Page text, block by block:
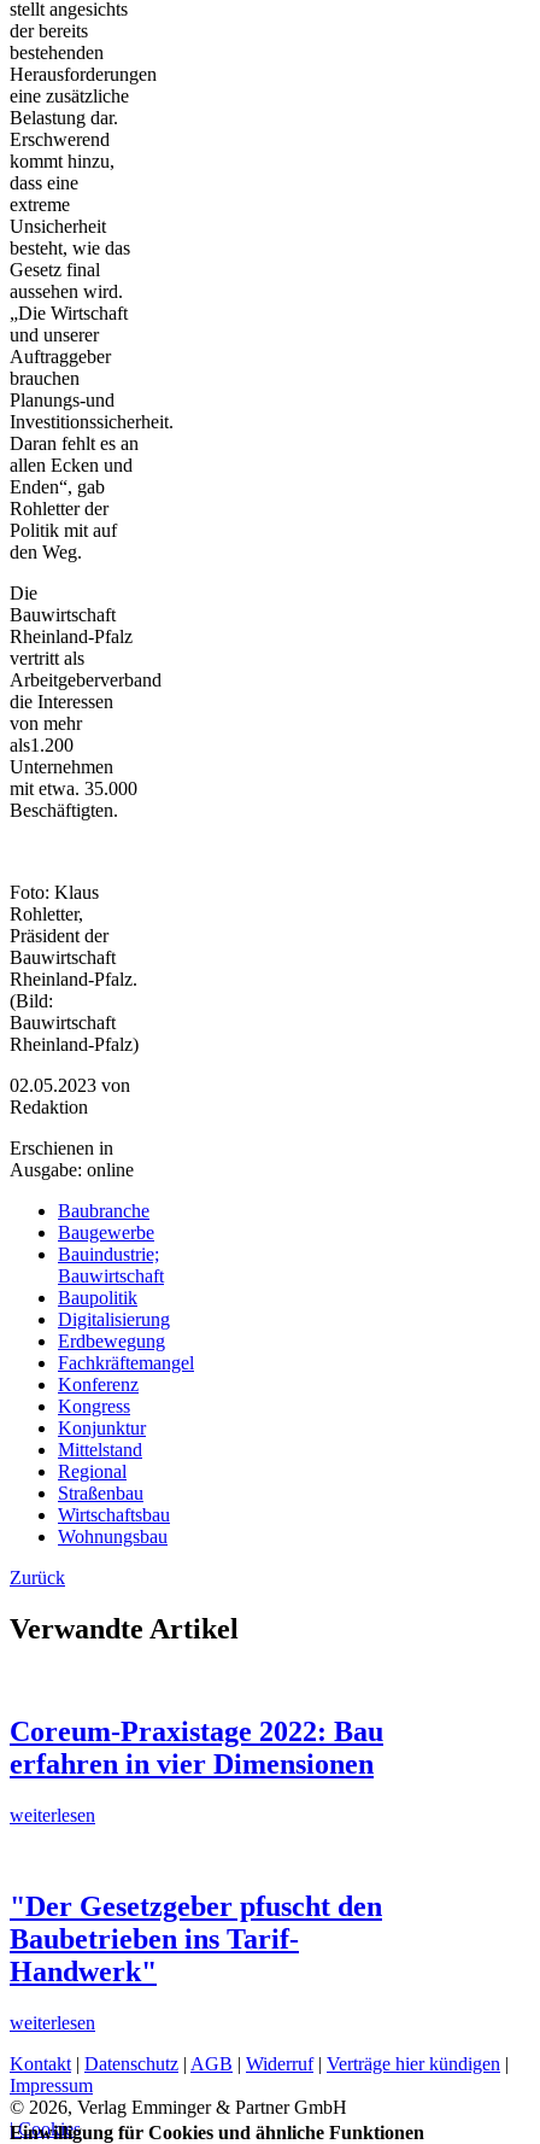
stellt angesichts
der bereits
bestehenden
Herausforderungen
eine zusätzliche
Belastung dar.
Erschwerend
kommt hinzu,
dass eine
extreme
Unsicherheit
besteht, wie das
Gesetz final
aussehen wird.
„Die Wirtschaft
und unserer
Auftraggeber
brauchen
Planungs-und
Investitionssicherheit.
Daran fehlt es an
allen Ecken und
Enden“, gab
Rohletter der
Politik mit auf
den Weg.
Die
Bauwirtschaft
Rheinland-Pfalz
vertritt als
Arbeitgeberverband
die Interessen
von mehr
als1.200
Unternehmen
mit etwa. 35.000
Beschäftigten.
Foto: Klaus
Rohletter,
Präsident der
Bauwirtschaft
Rheinland-Pfalz.
(Bild:
Bauwirtschaft
Rheinland-Pfalz)
02.05.2023 von
Redaktion
Erschienen in
Ausgabe: online
Baubranche
Baugewerbe
Bauindustrie;
Bauwirtschaft
Baupolitik
Digitalisierung
Erdbewegung
Fachkräftemangel
Konferenz
Kongress
Konjunktur
Mittelstand
Regional
Straßenbau
Wirtschaftsbau
Wohnungsbau
Zurück
Verwandte Artikel
Coreum-Praxistage 2022: Bau
erfahren in vier Dimensionen
weiterlesen
"Der Gesetzgeber pfuscht den
Baubetrieben ins Tarif-
Handwerk"
weiterlesen
Kontakt | Datenschutz | AGB | Widerruf| Verträge hier kündigen |
Impressum
© 2026, Verlag Emminger & Partner GmbH
| Cookies
Einwilligung für Cookies und ähnliche Funktionen